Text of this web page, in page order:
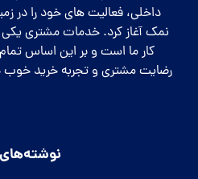
داخلی، فعالیت های خود را در
نمک آغاز کرد. خدمات مشتری
کار ما است و بر این اساس
رضایت مشتری و تجربه خرید خوب
نوشته‌های